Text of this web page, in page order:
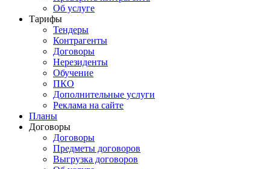
Об услуге
Тарифы
Тендеры
Контрагенты
Договоры
Нерезиденты
Обучение
ПКО
Дополнительные услуги
Реклама на сайте
Планы
Договоры
Договоры
Предметы договоров
Выгрузка договоров